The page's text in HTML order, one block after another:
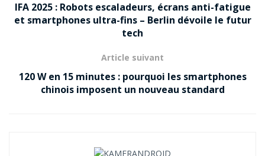
IFA 2025 : Robots escaladeurs, écrans anti-fatigue
et smartphones ultra-fins – Berlin dévoile le futur
tech
Article suivant
120 W en 15 minutes : pourquoi les smartphones
chinois imposent un nouveau standard